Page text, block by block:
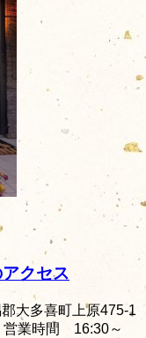
クセス
大多喜町上原475-1
営業時間 16:30～